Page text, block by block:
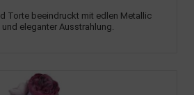
Torte beeindruckt mit edlen Metallic
eleganter Ausstrahlung.